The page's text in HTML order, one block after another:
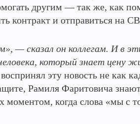
другим — так же, как
контракт и отправиться на
сказал он коллегам. И в
который знает цену
эту новость не как
Рамиля Фаритовича
моментом, когда слова «мы с